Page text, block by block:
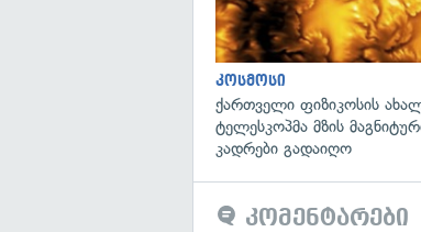
კოსმოსი
ქართველი ფიზიკოსის
ტელესკოპმა მზის
კადრები გადაიღო
კომენტარები